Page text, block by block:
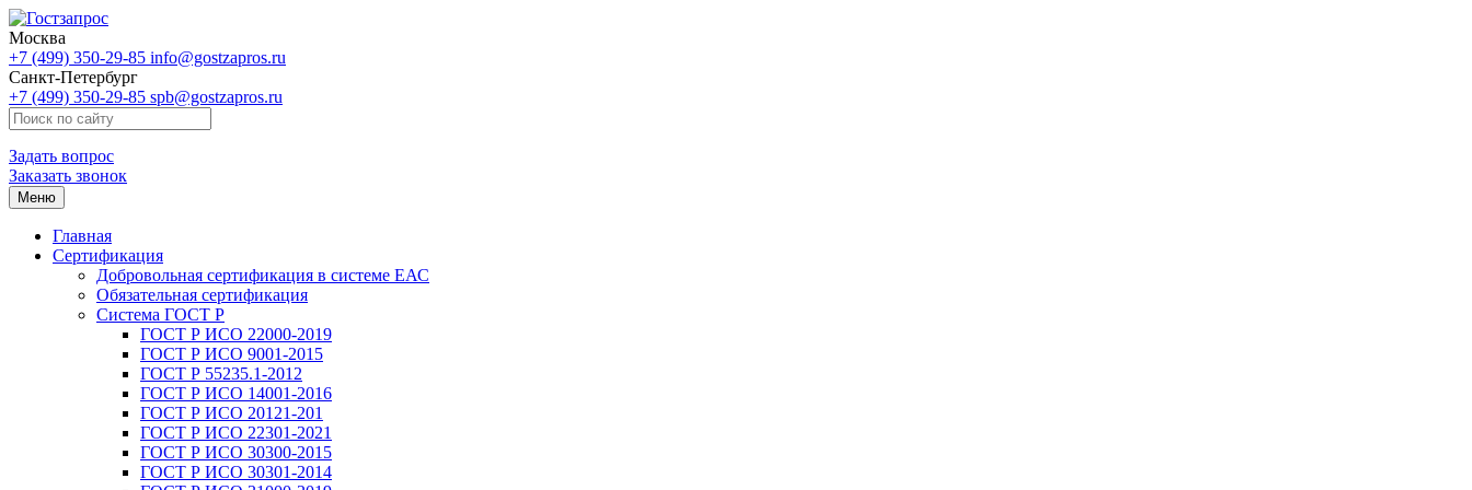
Москва
+7 (499) 350-29-85 info@gostzapros.ru
Санкт-Петербург
+7 (499) 350-29-85 spb@gostzapros.ru
Задать вопрос
Заказать звонок
Меню
Главная
Сертификация
Добровольная сертификация в системе ЕАС
Обязательная сертификация
Система ГОСТ Р
ГОСТ Р ИСО 22000-2019
ГОСТ Р ИСО 9001-2015
ГОСТ Р 55235.1-2012
ГОСТ Р ИСО 14001-2016
ГОСТ Р ИСО 20121-201
ГОСТ Р ИСО 22301-2021
ГОСТ Р ИСО 30300-2015
ГОСТ Р ИСО 30301-2014